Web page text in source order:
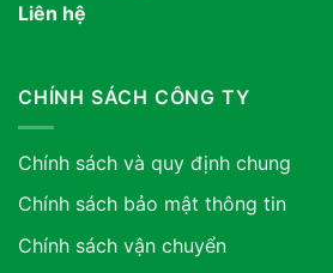
Liên hệ
CHÍNH SÁCH CÔNG TY
Chính sách và quy định chung
Chính sách bảo mật thông tin
Chính sách vận chuyển